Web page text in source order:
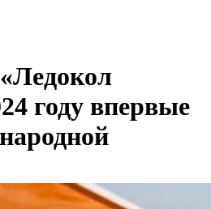
году впервые